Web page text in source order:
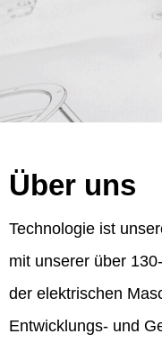
Über uns
Technologie ist
mit unserer über
der elektrischen
Entwicklungs- und